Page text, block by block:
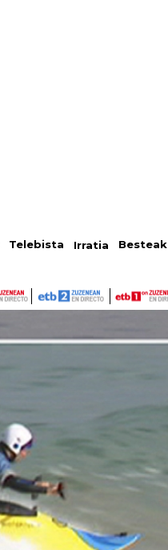
Telebista Irratia Besteak